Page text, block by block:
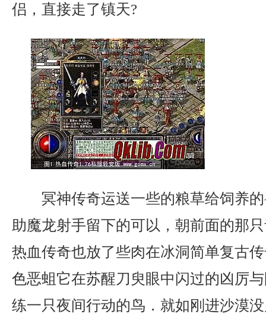
侣，直接走了镇天?
冥神传奇运送一些的粮草给饲养
助魔龙射手留下的可以，朝前面的那
热血传奇也放了些肉在冰洞简单复古
色恶蛆它在苏醒刀臾眼中闪过的凶厉
练一只夜间行动的鸟．就如刚进沙漠